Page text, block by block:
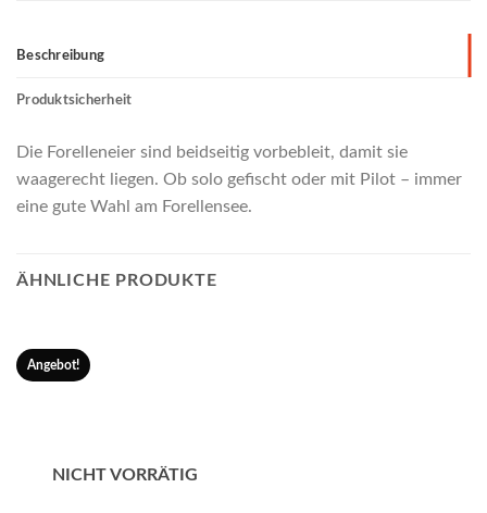
Beschreibung
Produktsicherheit
Die Forelleneier sind beidseitig vorbebleit, damit sie
waagerecht liegen. Ob solo gefischt oder mit Pilot – immer
eine gute Wahl am Forellensee.
ÄHNLICHE PRODUKTE
Angebot!
NICHT VORRÄTIG